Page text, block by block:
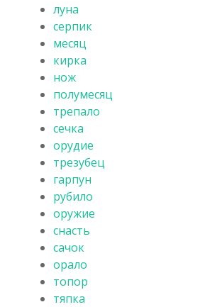
луна
серпик
месяц
кирка
нож
полумесяц
трепало
сечка
орудие
трезубец
гарпун
рубило
оружие
снасть
сачок
орало
топор
тяпка